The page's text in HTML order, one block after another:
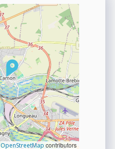
OpenStreetMapcontributors